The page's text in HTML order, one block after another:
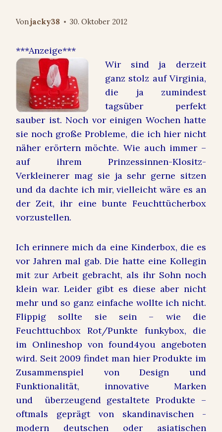
Vonjacky38 30. Oktober 2012
***Anzeige***
Wir sind ja derzeit
ganz stolz auf Virginia,
die ja zumindest
tagsüber perfekt
sauber ist. Noch vor einigen Wochen hatte
sie noch große Probleme, die ich hier nicht
näher erörtern möchte. Wie auch immer –
auf ihrem Prinzessinnen-Klositz-
Verkleinerer mag sie ja sehr gerne sitzen
und da dachte ich mir, vielleicht wäre es an
der Zeit, ihr eine bunte Feuchttücherbox
vorzustellen.
Ich erinnere mich da eine Kinderbox, die es
vor Jahren mal gab. Die hatte eine Kollegin
mit zur Arbeit gebracht, als ihr Sohn noch
klein war. Leider gibt es diese aber nicht
mehr und so ganz einfache wollte ich nicht.
Flippig sollte sie sein – wie die
Feuchttuchbox Rot/Punkte funkybox, die
im Onlineshop von found4you angeboten
wird. Seit 2009 findet man hier Produkte im
Zusammenspiel von Design und
Funktionalität, innovative Marken
und
überzeugend gestaltete Produkte –
oftmals geprägt von skandinavischen -
modern deutschen oder asiatischen